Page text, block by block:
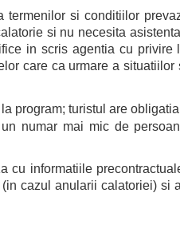
si conditiilor
si nu necesita
in scris agentia cu privire
care ca urmare a situatiilor
turistul are
numar mai mic de
cu informatiile
cazul anularii calatoriei) si